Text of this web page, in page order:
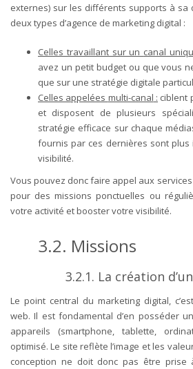
externes) sur les différents supports à sa
deux types d’agence de marketing digital :
Celles travaillant sur un canal
avez un petit budget ou que vous
que sur une stratégie digitale
Celles appelées multi-canal : ciblent
et disposent de plusieurs
stratégie efficace sur chaque
fournis par ces dernières sont
visibilité.
Vous pouvez donc faire appel aux
pour des missions ponctuelles ou
votre activité et booster votre visibilité.
3.2. Missions
3.2.1. La création
Le point central du marketing digital,
web. Il est fondamental d’en posséder
appareils (smartphone, tablette,
optimisé. Le site reflète l’image et les
conception ne doit donc pas être prise